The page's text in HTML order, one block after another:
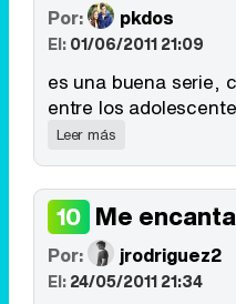
Por: pkdos
El:01/06/2011 21:09
es una buena serie,
entre los
Leer más
10 Me encanta
Por: jrodriguez2
El:24/05/2011 21:34